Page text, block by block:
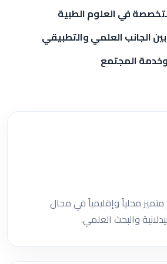
في العلوم الطبية
الجانب العلمي والتطبيقي
المجتمع
محلياً وإقليمياً في مجال
والبحث العلمي.